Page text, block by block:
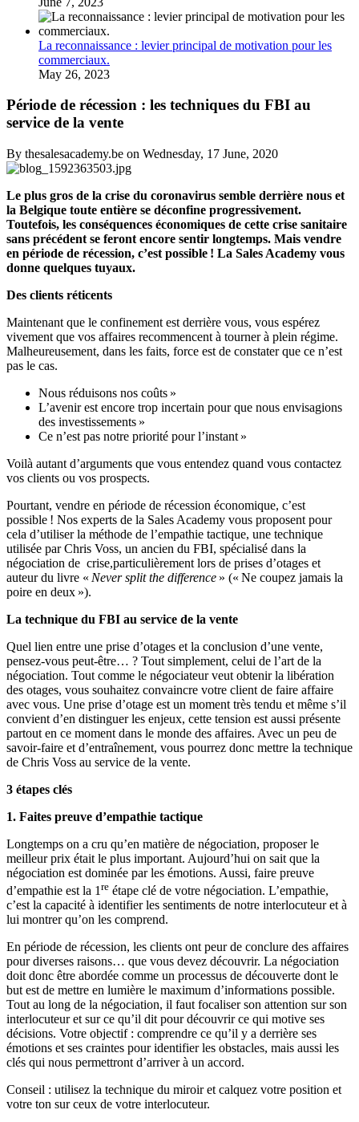
La reconnaissance : levier principal de motivation pour les
commerciaux.
May 26, 2023
Période de récession : les techniques du FBI au
service de la vente
By thesalesacademy.be on Wednesday, 17 June, 2020
Le plus gros de la crise du coronavirus semble derrière nous et
la Belgique toute entière se déconfine progressivement.
Toutefois, les conséquences économiques de cette crise sanitaire
sans précédent se feront encore sentir longtemps. Mais vendre
en période de récession, c’est possible ! La Sales Academy vous
donne quelques tuyaux.
Des clients réticents
Maintenant que le confinement est derrière vous, vous espérez
vivement que vos affaires recommencent à tourner à plein régime.
Malheureusement, dans les faits, force est de constater que ce n’est
pas le cas.
Nous réduisons nos coûts »
L’avenir est encore trop incertain pour que nous envisagions
des investissements »
Ce n’est pas notre priorité pour l’instant »
Voilà autant d’arguments que vous entendez quand vous contactez
vos clients ou vos prospects.
Pourtant, vendre en période de récession économique, c’est
possible ! Nos experts de la Sales Academy vous proposent pour
cela d’utiliser la méthode de l’empathie tactique, une technique
utilisée par Chris Voss, un ancien du FBI, spécialisé dans la
négociation de crise,particulièrement lors de prises d’otages et
auteur du livre « Never split the difference » (« Ne coupez jamais la
poire en deux »).
La technique du FBI au service de la vente
Quel lien entre une prise d’otages et la conclusion d’une vente,
pensez-vous peut-être… ? Tout simplement, celui de l’art de la
négociation. Tout comme le négociateur veut obtenir la libération
des otages, vous souhaitez convaincre votre client de faire affaire
avec vous. Une prise d’otage est un moment très tendu et même s’il
convient d’en distinguer les enjeux, cette tension est aussi présente
partout en ce moment dans le monde des affaires. Avec un peu de
savoir-faire et d’entraînement, vous pourrez donc mettre la technique
de Chris Voss au service de la vente.
3 étapes clés
1. Faites preuve d’empathie tactique
Longtemps on a cru qu’en matière de négociation, proposer le
meilleur prix était le plus important. Aujourd’hui on sait que la
négociation est dominée par les émotions. Aussi, faire preuve
d’empathie est la 1 re étape clé de votre négociation. L’empathie,
c’est la capacité à identifier les sentiments de notre interlocuteur et à
lui montrer qu’on les comprend.
En période de récession, les clients ont peur de conclure des affaires
pour diverses raisons… que vous devez découvrir. La négociation
doit donc être abordée comme un processus de découverte dont le
but est de mettre en lumière le maximum d’informations possible.
Tout au long de la négociation, il faut focaliser son attention sur son
interlocuteur et sur ce qu’il dit pour découvrir ce qui motive ses
décisions. Votre objectif : comprendre ce qu’il y a derrière ses
émotions et ses craintes pour identifier les obstacles, mais aussi les
clés qui nous permettront d’arriver à un accord.
Conseil : utilisez la technique du miroir et calquez votre position et
votre ton sur ceux de votre interlocuteur.